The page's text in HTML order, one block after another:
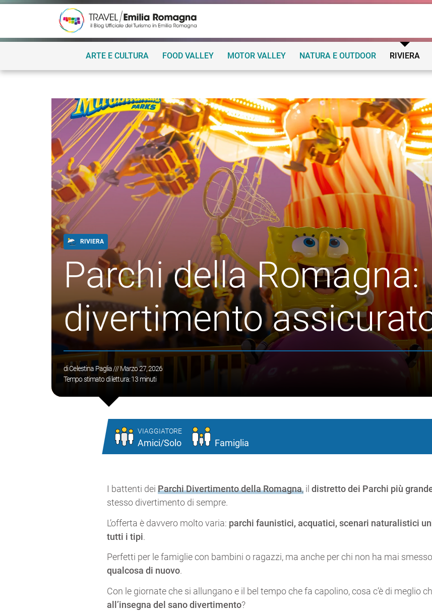
ARTE E CULTURA FOOD VALLEY MOTOR VALLEY NATURA E OUTDOOR RIVIERA
RIVIERA
Parchi della Romagna:
divertimento
diCelestina Paglia/// Marzo 27, 2026
Tempo stimato di lettura:13 minuti
VIAGGIATORE
Amici/Solo Famiglia
I battenti dei Parchi Divertimento della Romagna, il distretto dei Parchi più
stesso divertimento di sempre.
L’offerta è davvero molto varia: parchi faunistici, acquatici, scenari naturalistici
tutti i tipi.
Perfetti per le famiglie con bambini o ragazzi, ma anche per chi non ha mai
qualcosa di nuovo.
Con le giornate che si allungano e il bel tempo che fa capolino, cosa c’è di meglio
all’insegna del sano divertimento?